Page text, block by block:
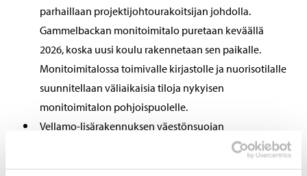
parhaillaan projektijohtourakoitsijan johdolla.
Gammelbackan monitoimitalo puretaan keväällä
2026, koska uusi koulu rakennetaan sen paikalle.
Monitoimitalossa toimivalle kirjastolle ja nuorisotilalle
suunnitellaan väliaikaisia tiloja nykyisen
monitoimitalon pohjoispuolelle.
Vellamo-lisärakennuksen väestönsuojan
rakentaminen aloitetaan ensi vuoden alkupuolella ja